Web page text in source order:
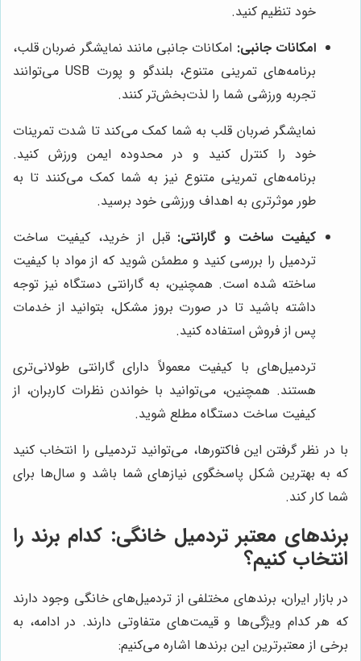
خود تنظیم کنید.
امکانات جانبی: امکانات جانبی مانند نمایشگر ضربان قلب،
برنامه‌های تمرینی متنوع، بلندگو و پورت USB می‌توانند
تجربه ورزشی شما را لذت‌بخش‌تر کنند.
نمایشگر ضربان قلب به شما کمک می‌کند تا شدت تمرینات
خود را کنترل کنید و در محدوده ایمن ورزش کنید.
برنامه‌های تمرینی متنوع نیز به شما کمک می‌کنند تا به
طور موثرتری به اهداف ورزشی خود برسید.
کیفیت ساخت و گارانتی: قبل از خرید، کیفیت ساخت
تردمیل را بررسی کنید و مطمئن شوید که از مواد با کیفیت
ساخته شده است. همچنین، به گارانتی دستگاه نیز توجه
داشته باشید تا در صورت بروز مشکل، بتوانید از خدمات
پس از فروش استفاده کنید.
تردمیل‌های با کیفیت معمولاً دارای گارانتی طولانی‌تری
هستند. همچنین، می‌توانید با خواندن نظرات کاربران، از
کیفیت ساخت دستگاه مطلع شوید.
با در نظر گرفتن این فاکتورها، می‌توانید تردمیلی را انتخاب کنید
که به بهترین شکل پاسخگوی نیازهای شما باشد و سال‌ها برای
شما کار کند.
برندهای معتبر تردمیل خانگی: کدام برند را
انتخاب کنیم؟
در بازار ایران، برندهای مختلفی از تردمیل‌های خانگی وجود دارند
که هر کدام ویژگی‌ها و قیمت‌های متفاوتی دارند. در ادامه، به
برخی از معتبرترین این برندها اشاره می‌کنیم: